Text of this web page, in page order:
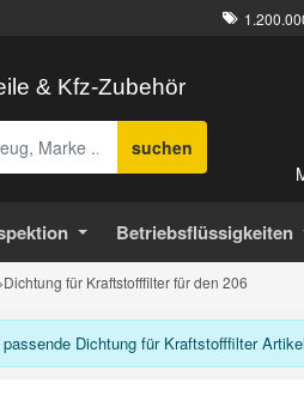
& Kfz-Zubehör
suchen
Betriebsflüssigkeiten
›Dichtung für Kraftstofffilter für den 206
Dichtung für Kraftstofffilter